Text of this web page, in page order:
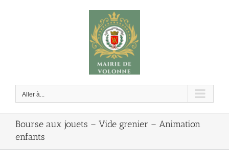
Aller à...
Bourse aux jouets – Vide grenier – Animation
enfants